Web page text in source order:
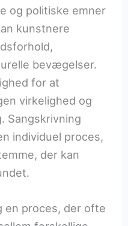
og politiske emner
kunstnere
bevægelser.
for at
virkelighed og
Sangskrivning
individuel proces,
der kan
en proces, der ofte